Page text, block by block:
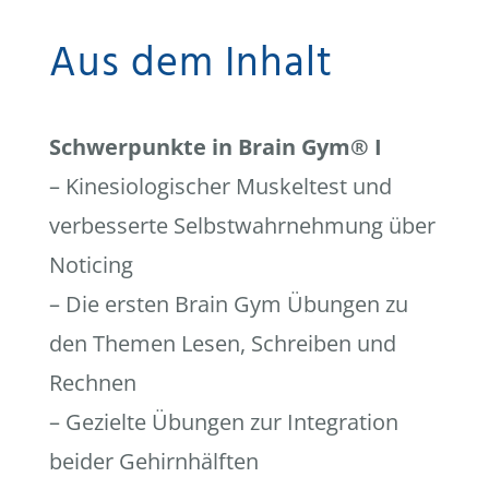
Aus dem Inhalt
Schwerpunkte in Brain Gym® I
– Kinesiologischer Muskeltest und
verbesserte Selbstwahrnehmung über
Noticing
– Die ersten Brain Gym Übungen zu
den Themen Lesen, Schreiben und
Rechnen
– Gezielte Übungen zur Integration
beider Gehirnhälften